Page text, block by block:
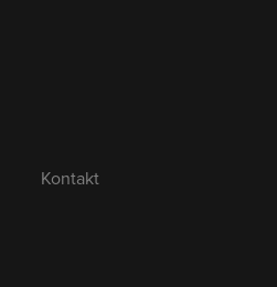
Kontakt